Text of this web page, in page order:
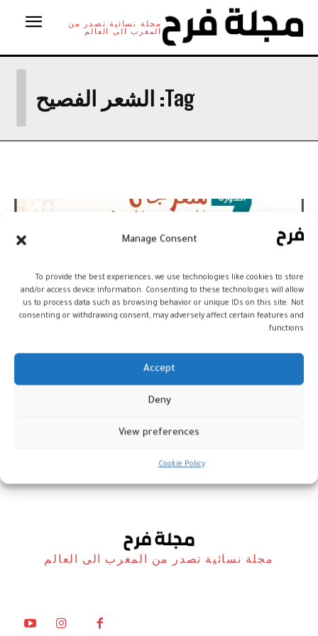
Manage Consent
To provide the best experiences, we use technologies like cookies to store
and/or access device information. Consenting to these technologies will allow
us to process data such as browsing behavior or unique IDs on this site. Not
consenting or withdrawing consent, may adversely affect certain features and
functions.
Accept
Deny
View preferences
Cookie Policy
مجلة نسائية تصدر من
المغرب الى العالم
Tag: الشعر الفصيح
مراكش تحتفي بالشعر المغربي في
مجلة نسائية تصدر من المغرب الى العالم